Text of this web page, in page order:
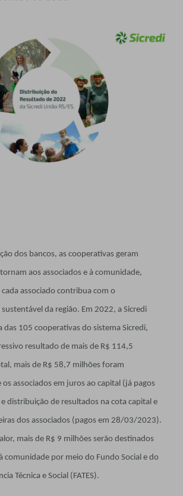
dos bancos, as cooperativas geram
aos associados e à comunidade,
associado contribua com o
da região. Em 2022, a Sicredi
das 105 cooperativas do sistema Sicredi,
resultado de mais de R$ 114,5
mais de R$ 58,7 milhões foram
associados em juros ao capital (já pagos
distribuição de resultados na cota capital e
dos associados (pagos em 28/03/2023).
mais de R$ 9 milhões serão destinados
comunidade por meio do Fundo Social e do
Técnica e Social (FATES).